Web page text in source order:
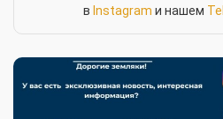
в Instagram и нашем